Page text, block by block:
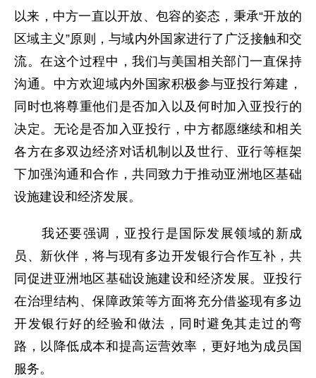
以来，中方一直以开放、包容的姿态，秉承“开放的
区域主义”原则，与域内外国家进行了广泛接触和交
流。在这个过程中，我们与美国相关部门一直保持
沟通。中方欢迎域内外国家积极参与亚投行筹建，
同时也将尊重他们是否加入以及何时加入亚投行的
决定。无论是否加入亚投行，中方都愿继续和相关
各方在多双边经济对话机制以及世行、亚行等框架
下加强沟通和合作，共同致力于推动亚洲地区基础
设施建设和经济发展。
我还要强调，亚投行是国际发展领域的新成
员、新伙伴，将与现有多边开发银行合作互补，共
同促进亚洲地区基础设施建设和经济发展。亚投行
在治理结构、保障政策等方面将充分借鉴现有多边
开发银行好的经验和做法，同时避免其走过的弯
路，以降低成本和提高运营效率，更好地为成员国
服务。